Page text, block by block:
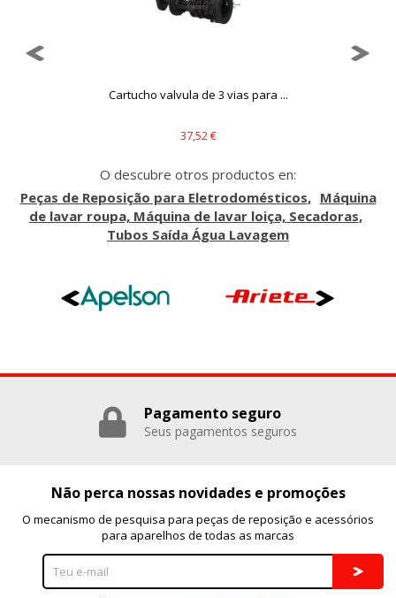
Cartucho valvula de 3 vias para ...
37,52 €
O descubre otros productos en:
Peças de Reposição para Eletrodomésticos
Máquina
de lavar roupa, Máquina de lavar loiça, Secadoras
Tubos Saída Água Lavagem
Pagamento seguro
Seus pagamentos seguros
Não perca nossas novidades e promoções
O mecanismo de pesquisa para peças de reposição e acessórios
para aparelhos de todas as marcas